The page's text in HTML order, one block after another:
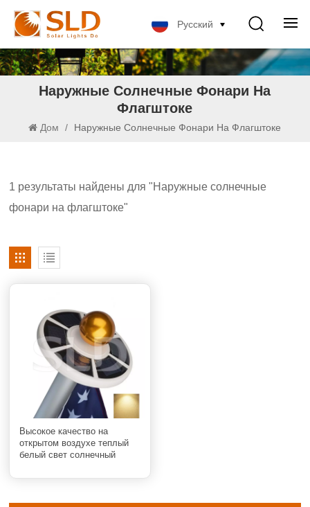
Русский
Наружные Солнечные Фонари На
Флагштоке
Дом / Наружные Солнечные Фонари На Флагштоке
1 результаты найдены для "Наружные солнечные
фонари на флагштоке"
Высокое качество на
открытом воздухе теплый
белый свет солнечный
на флагштоке